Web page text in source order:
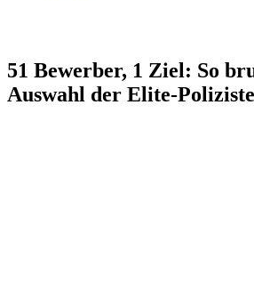
51 Bewerber, 1 Ziel: So
Auswahl der Elite-